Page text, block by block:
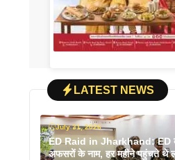
LATEST NEWS
July 31, 2026
ED Raid in Jharkhand: ED
अफसरों के नाम, हर महीने पहुंचते थे